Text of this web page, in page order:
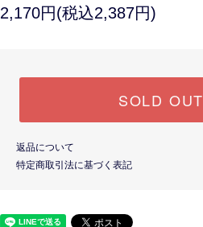
2,170円(税込2,387円)
SOLD OUT
返品について
特定商取引法に基づく表記